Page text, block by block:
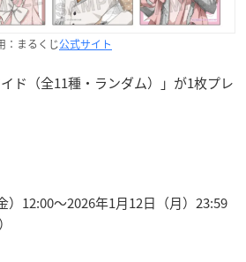
：まるくじ公式サイト
ド（全11種・ランダム）」が1枚プレ
）12:00～2026年1月12日（月）23:59